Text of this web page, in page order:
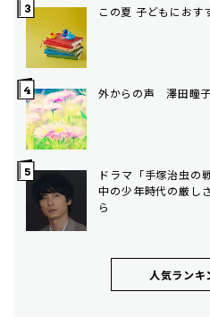
この夏 子どもにおす
外からの声 澤田瞳子
ドラマ「手塚治虫
中の少年時代の厳し
ら
人気ランキ